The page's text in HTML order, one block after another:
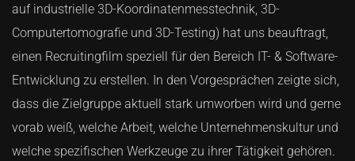
auf industrielle 3D-Koordinatenmesstechnik, 3D-
Computertomografie und 3D-Testing) hat uns beauftragt,
einen Recruitingfilm speziell für den Bereich IT- & Software-
Entwicklung zu erstellen. In den Vorgesprächen zeigte sich,
dass die Zielgruppe aktuell stark umworben wird und gerne
vorab weiß, welche Arbeit, welche Unternehmenskultur und
welche spezifischen Werkzeuge zu ihrer Tätigkeit gehören.